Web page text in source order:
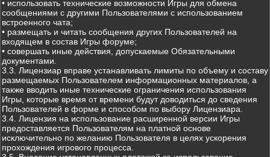
• использовать технические возможности Игры для обмена
сообщениями с другими Пользователями с использованием
встроенного чата;
• размещать и читать сообщения других Пользователей на
входящем в состав Игры форуме;
• совершать иные действия, допускаемые Обязательными
документами.
3.3. Лицензиар вправе устанавливать лимиты по объему и составу
размещаемых Пользователем информационных материалов, а
также вводить иные технические ограничения использования
Игры, которые время от времени будут доводиться до сведения
Пользователей в форме и способом по выбору Лицензиара.
3.4. Лицензия на использование расширенной версии Игры
предоставляется Пользователям на платной основе
исключительно по желанию Пользователя в целях ускорения
прохождения игрового процесса.